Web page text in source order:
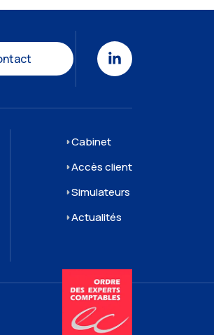
Cabinet
Accès client
Simulateurs
Actualités